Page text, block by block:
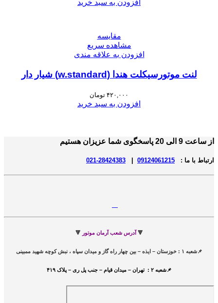
افزودن به سبد خرید
مقایسه
مشاهده سریع
افزودن به علاقه مندی
لنت موتورسیکلت هندا (w.standard) شیار دار
۴۲۰,۰۰۰ تومان
افزودن به سبد خرید
از ساعت 9 الی 20 پاسخگوی شما عزیزان هستیم
ارتباط با ما : 09124061215
28424383-021
🔻 آدرس شعب آرمان موتور 🔻
📌شعبه ۱ : خوزستان – ایذه – بین چهار راه گاز و میدان سپاه ، نبش کوچه شهید ممبینی
📌شعبه ۲ : تهران – میدان قیام – جنب پل ری – پلاک ۴۱۹